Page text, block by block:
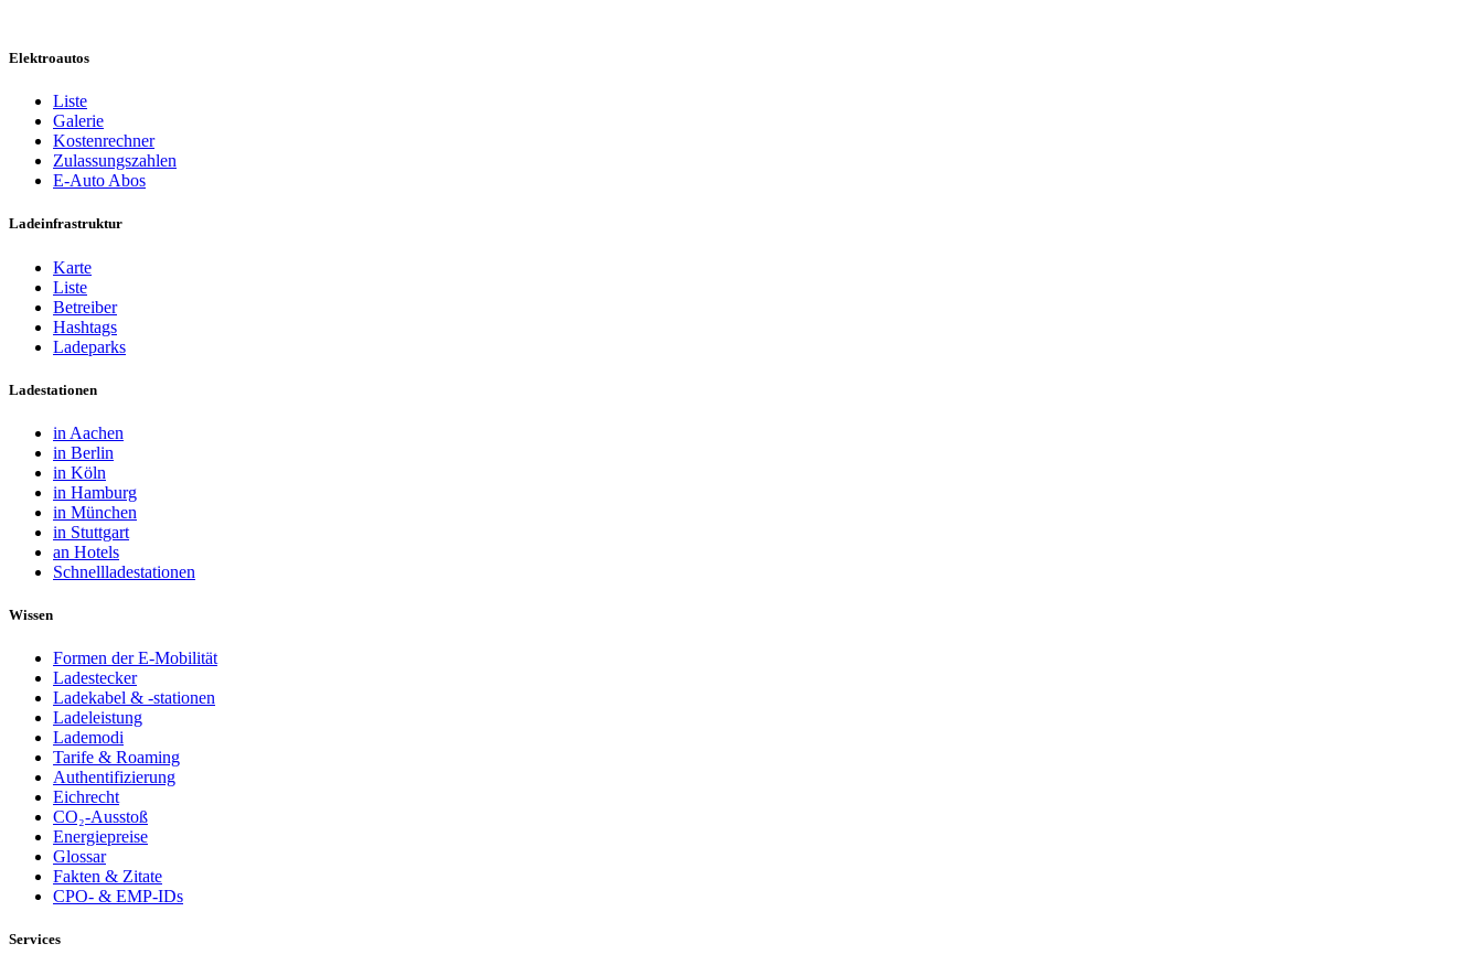
Elektroautos
Liste
Galerie
Kostenrechner
Zulassungszahlen
E-Auto Abos
Ladeinfrastruktur
Karte
Liste
Betreiber
Hashtags
Ladeparks
Ladestationen
in Aachen
in Berlin
in Köln
in Hamburg
in München
in Stuttgart
an Hotels
Schnellladestationen
Wissen
Formen der E-Mobilität
Ladestecker
Ladekabel & -stationen
Ladeleistung
Lademodi
Tarife & Roaming
Authentifizierung
Eichrecht
CO₂-Ausstoß
Energiepreise
Glossar
Fakten & Zitate
CPO- & EMP-IDs
Services